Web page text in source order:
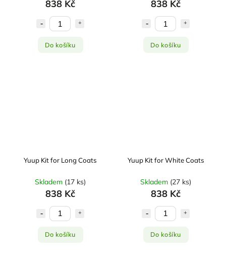
838 Kč
Do košíku
838 Kč
Do košíku
Yuup Kit for Long Coats
Skladem (17 ks)
838 Kč
Do košíku
Yuup Kit for White Coats
Skladem (27 ks)
838 Kč
Do košíku